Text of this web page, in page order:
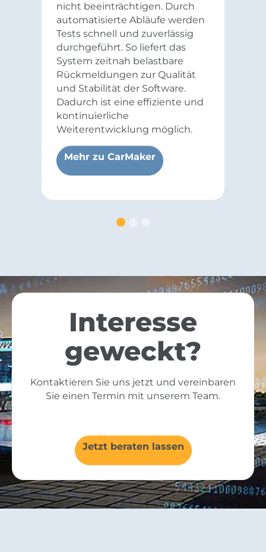
nicht beeinträchtigen. Durch
automatisierte Abläufe werden
Tests schnell und zuverlässig
durchgeführt. So liefert das
System zeitnah belastbare
Rückmeldungen zur Qualität
und Stabilität der Software.
Dadurch ist eine effiziente und
kontinuierliche
Weiterentwicklung möglich.
Mehr zu CarMaker
Interesse
geweckt?
Kontaktieren Sie uns jetzt und vereinbaren
Sie einen Termin mit unserem Team.
Jetzt beraten lassen